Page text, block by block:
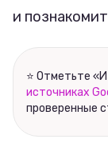
и
⭐ Отметьте
источниках
проверенные